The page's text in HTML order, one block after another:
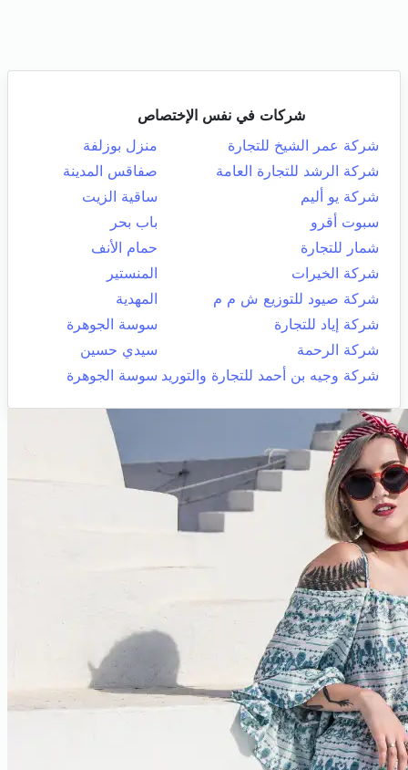
شركات في نفس الإختصاص
شركة عمر الشيخ للتجارة
منزل بوزلفة
شركة الرشد للتجارة العامة
صفاقس المدينة
شركة يو أليم
ساقية الزيت
سبوت أقرو
باب بحر
شمار للتجارة
حمام الأنف
شركة الخيرات
المنستير
شركة صيود للتوزيع ش م م
المهدية
شركة إياد للتجارة
سوسة الجوهرة
شركة الرحمة
سيدي حسين
شركة وجيه بن أحمد للتجارة والتوريد سوسة الجوهرة